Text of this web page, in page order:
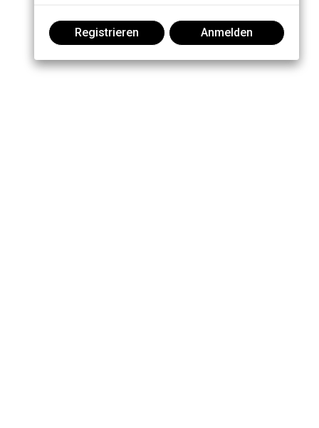
Registrieren Anmelden